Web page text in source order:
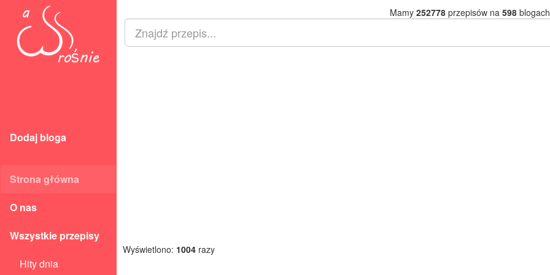
Dodaj bloga
Strona główna
O nas
Wszystkie przepisy
Hity dnia
Mamy 252778przepisów na 598
Wyświetlono: 1004 razy